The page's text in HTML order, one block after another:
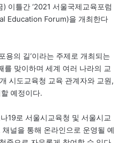
이틀간 ‘2021 서울국제교육포럼
Education Forum)을 개최한다
용의 길’이라는 주제로 개최되는
를 맞이하며 세계 여러 나라의 교
시도교육청 교육 관계자와 교원,
예정이다.
19로 서울시교육청 및 서울시교
널을 통해 온라인으로 운영될 예